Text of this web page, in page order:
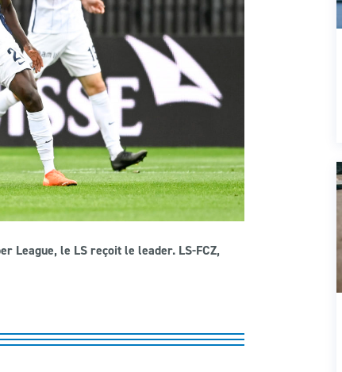
League, le LS reçoit le leader. LS-FCZ,